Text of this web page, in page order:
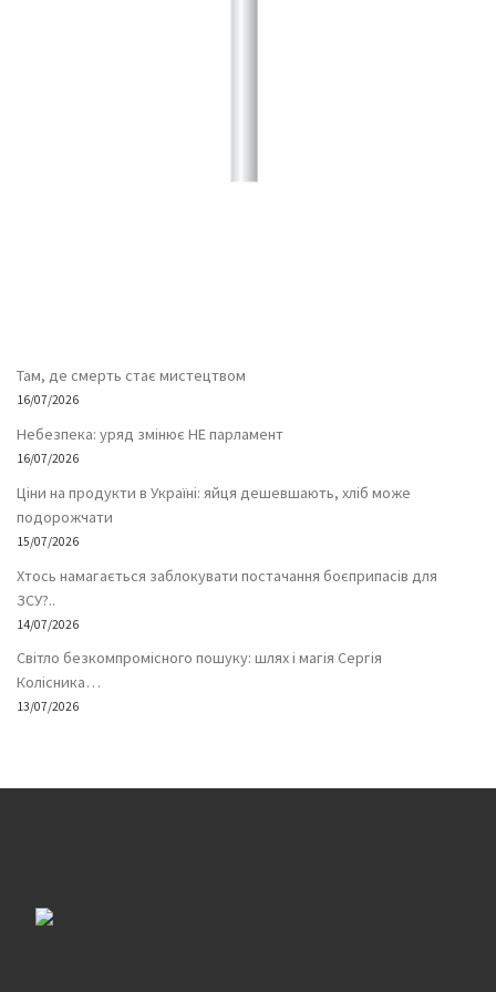
Там, де смерть стає мистецтвом
16/07/2026
Небезпека: уряд змінює НЕ парламент
16/07/2026
Ціни на продукти в Україні: яйця дешевшають, хліб може
подорожчати
15/07/2026
Хтось намагається заблокувати постачання боєприпасів для
ЗСУ?..
14/07/2026
Світло безкомпромісного пошуку: шлях і магія Сергія
Колісника…
13/07/2026